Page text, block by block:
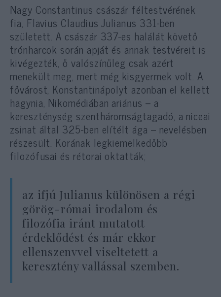
Nagy Constantinus császár féltestvérének
fia, Flavius Claudius Julianus 331-ben
született. A császár 337-es halálát követő
trónharcok során apját és annak testvéreit is
kivégezték, ő valószínűleg csak azért
menekült meg, mert még kisgyermek volt. A
fővárost, Konstantinápolyt azonban el kellett
hagynia, Nikomédiában ariánus – a
kereszténység szentháromságtagadó, a niceai
zsinat által 325-ben elítélt ága – nevelésben
részesült. Korának legkiemelkedőbb
filozófusai és rétorai oktatták;
az ifjú Julianus különösen a régi
görög-római irodalom és
filozófia iránt mutatott
érdeklődést és már ekkor
ellenszenvvel viseltetett a
keresztény vallással szemben.